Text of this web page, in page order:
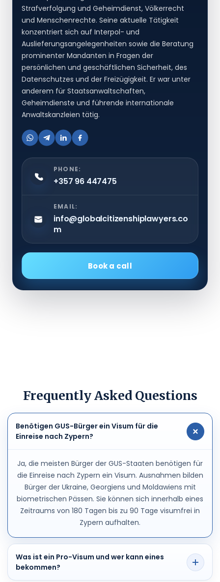
Strafverfolgung und Geheimdienst, Völkerrecht
und Menschenrechte. Seine aktuelle Tätigkeit
konzentriert sich auf Interpol- und
Auslieferungsangelegenheiten sowie die Beratung
prominenter Mandanten in Fragen der
persönlichen und geschäftlichen Sicherheit, des
Datenschutzes und der Freizügigkeit. Er war unter
anderem für Staatsanwaltschaften,
Geheimdienste und führende internationale
Anwaltskanzleien tätig.
PHONE:
+357 96 447475
EMAIL:
info@globalcitizenshiplawyers.co
m
Book a call
Frequently Asked Questions
Benötigen GUS-Bürger ein Visum für die
Einreise nach Zypern?
Ja, die meisten Bürger der GUS-Staaten benötigen für
die Einreise nach Zypern ein Visum. Ausnahmen bilden
Bürger der Ukraine, Georgiens und Moldawiens mit
biometrischen Pässen. Sie können sich innerhalb eines
Zeitraums von 180 Tagen bis zu 90 Tage visumfrei in
Zypern aufhalten.
Was ist ein Pro-Visum und wer kann eines
bekommen?